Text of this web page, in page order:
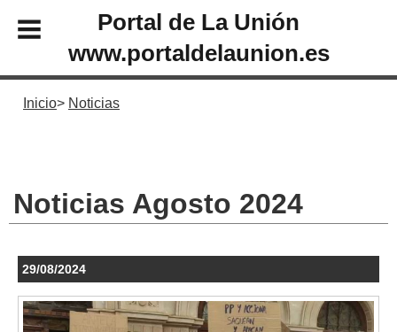
Portal de La Unión
www.portaldelaunion.es
Inicio Noticias
Noticias Agosto 2024
29/08/2024